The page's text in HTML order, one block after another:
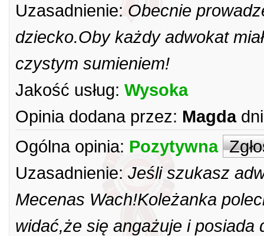
Uzasadnienie: Obecnie
dziecko.Oby każdy adwokat
czystym sumieniem!
Jakość usług: Wysoka
Opinia dodana przez: Magda
Ogólna opinia: Pozytywna
Uzasadnienie: Jeśli szukasz
Mecenas Wach!Koleżanka
widać,że się angażuje i